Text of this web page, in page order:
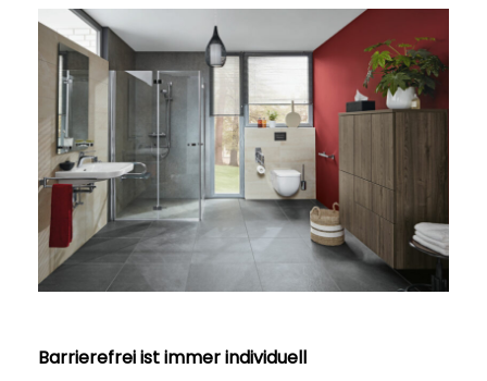
Barrierefrei ist immer individuell